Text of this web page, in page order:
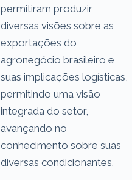
permitiram produzir
diversas visões sobre as
exportações do
agronegócio brasileiro e
suas implicações logísticas,
permitindo uma visão
integrada do setor,
avançando no
conhecimento sobre suas
diversas condicionantes.